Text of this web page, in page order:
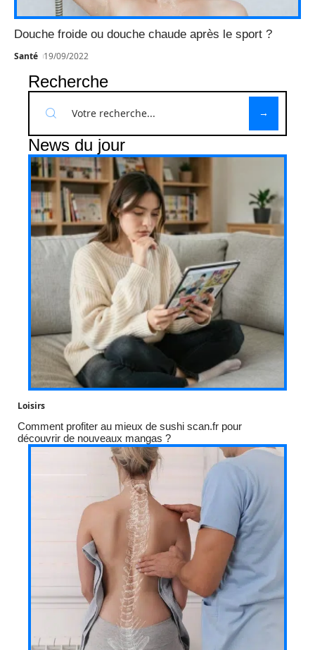
Douche froide ou douche chaude après le sport ?
Santé 19/09/2022
Recherche
News du jour
Loisirs
Comment profiter au mieux de sushi scan.fr pour
découvrir de nouveaux mangas ?